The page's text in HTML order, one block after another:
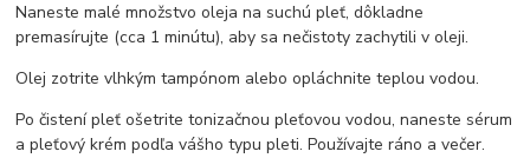
Naneste malé množstvo oleja na suchú pleť, dôkladne
premasírujte (cca 1 minútu), aby sa nečistoty zachytili v oleji.
Olej zotrite vlhkým tampónom alebo opláchnite teplou vodou.
Po čistení pleť ošetrite tonizačnou pleťovou vodou, naneste sérum
a pleťový krém podľa vášho typu pleti. Používajte ráno a večer.